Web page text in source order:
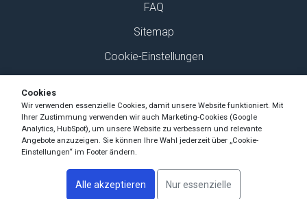
FAQ
Sitemap
Cookie-Einstellungen
Finden Sie uns auf Social Media
Copyright Ski-Pro 2026 - Alle Rechte vorbehalten
Cookies
Wir verwenden essenzielle Cookies, damit unsere Website funktioniert. Mit
Ihrer Zustimmung verwenden wir auch Marketing-Cookies (Google
Analytics, HubSpot), um unsere Website zu verbessern und relevante
Angebote anzuzeigen. Sie können Ihre Wahl jederzeit über „Cookie-
Einstellungen“ im Footer ändern.
Alle akzeptieren Nur essenzielle